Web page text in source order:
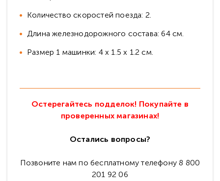
Количество скоростей поезда: 2.
Длинa железнодорожного cocтaвa: 64 см.
Размер 1 машинки: 4 x 1.5 x 1.2 см.
Остерегайтесь подделок! Покупайте в
проверенных магазинах!
Остались вопросы?
Позвоните нам по бесплатному телефону 8 800
201 92 06